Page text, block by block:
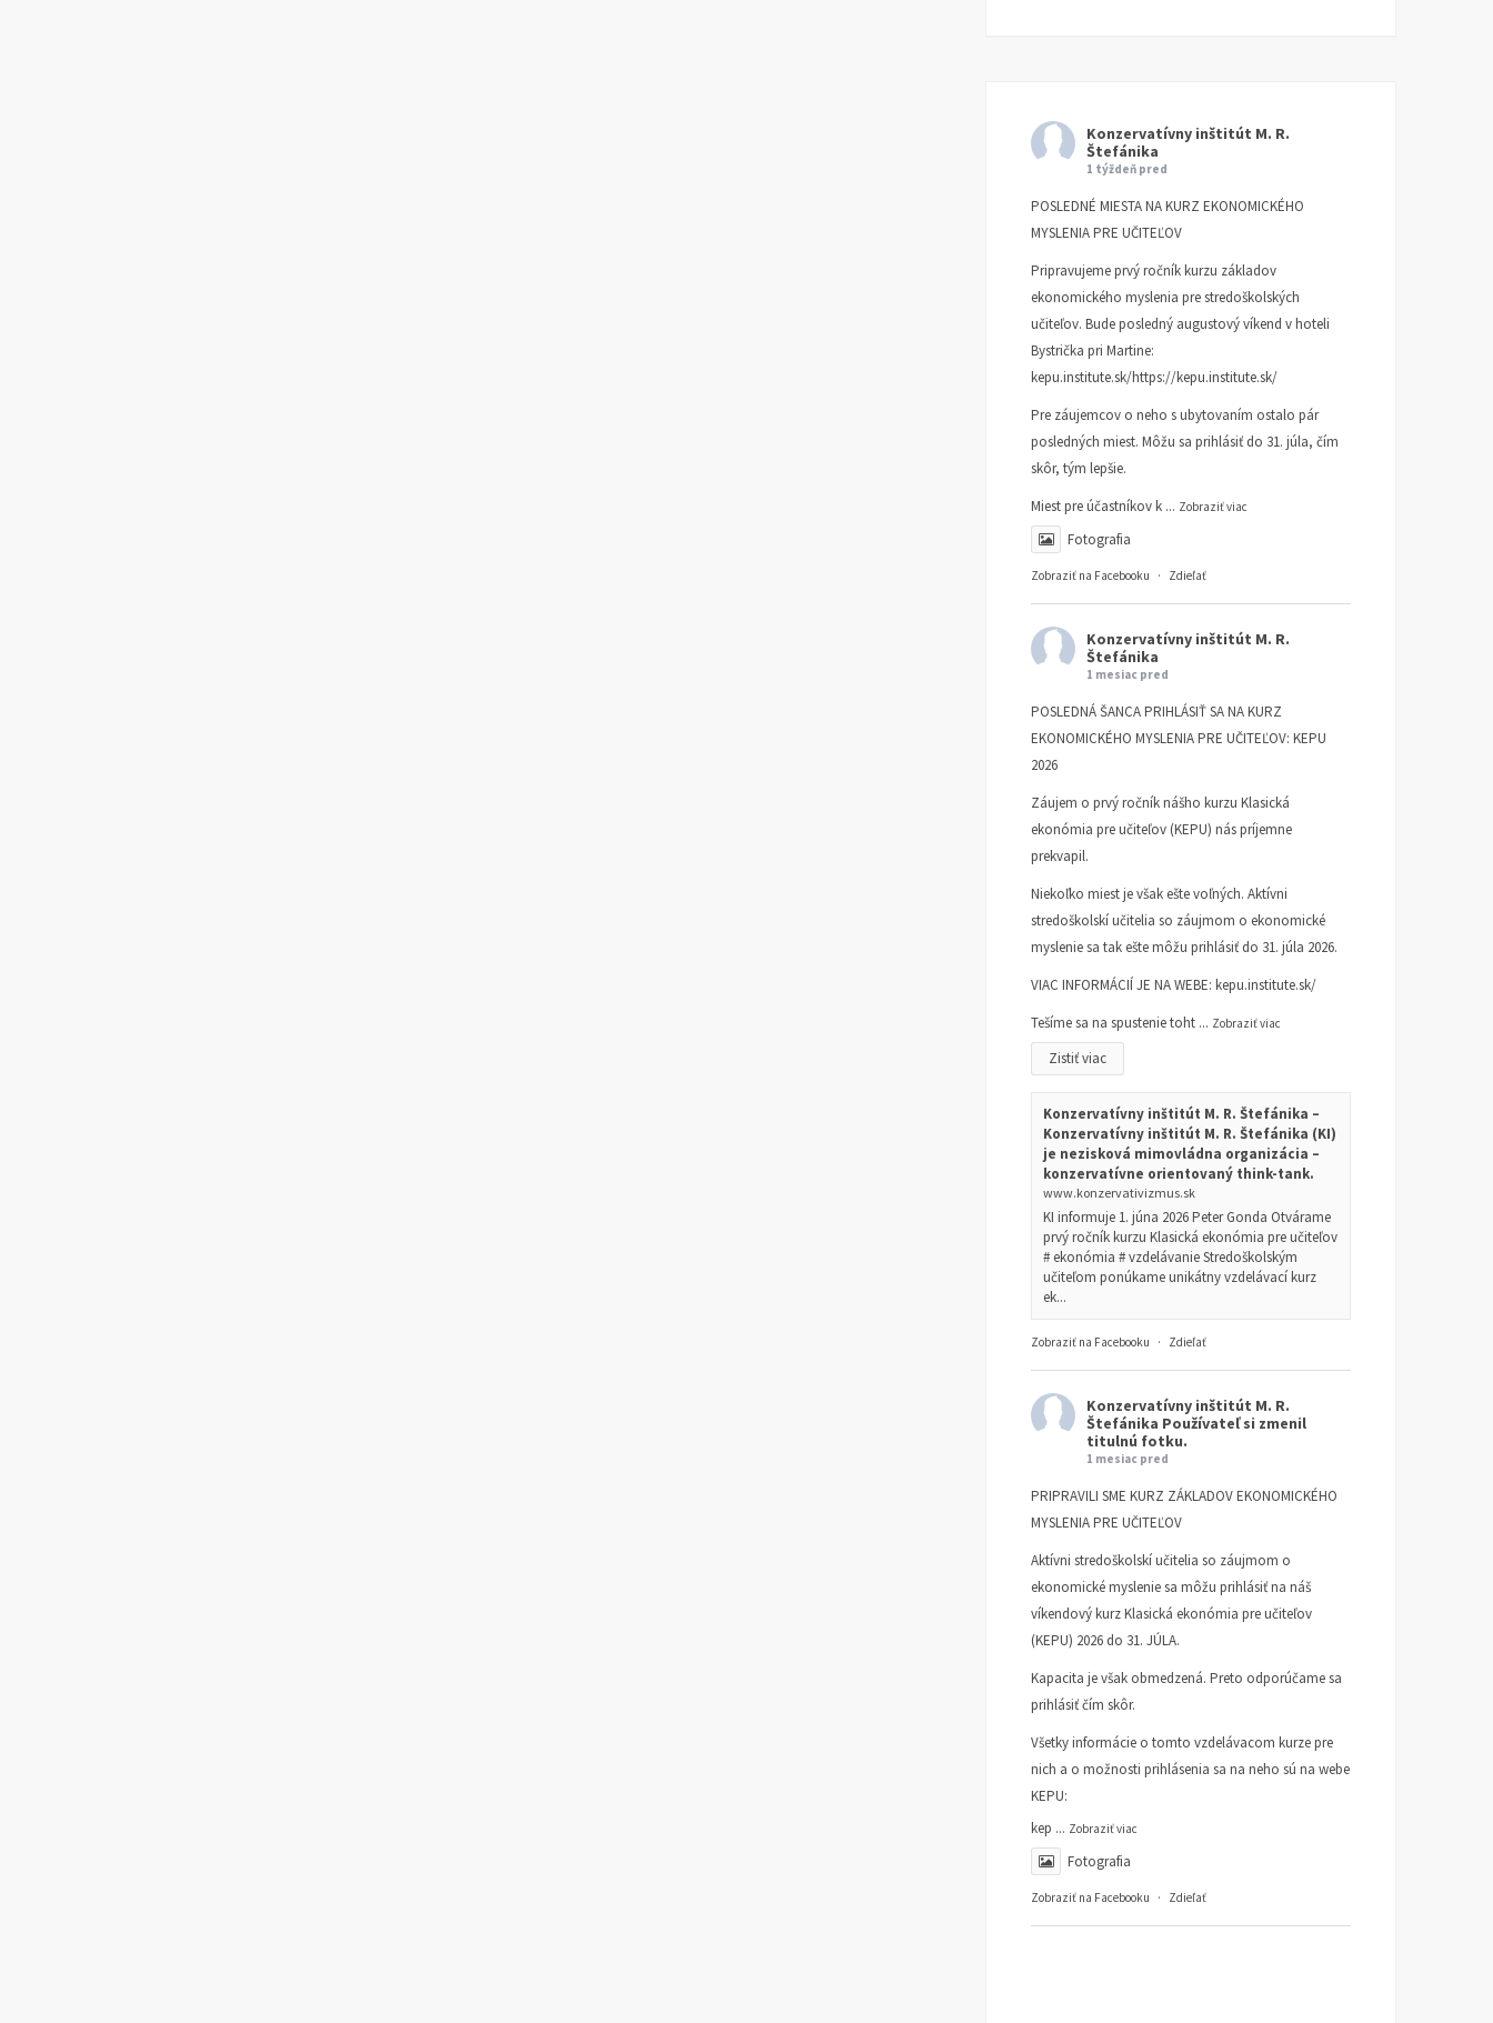
Konzervatívny inštitút M. R.
Štefánika
1 týždeň pred
POSLEDNÉ MIESTA NA KURZ EKONOMICKÉHO
MYSLENIA PRE UČITEĽOV
Pripravujeme prvý ročník kurzu základov
ekonomického myslenia pre stredoškolských
učiteľov. Bude posledný augustový víkend v hoteli
Bystrička pri Martine:
kepu.institute.sk/https://kepu.institute.sk/
Pre záujemcov o neho s ubytovaním ostalo pár
posledných miest. Môžu sa prihlásiť do 31. júla, čím
skôr, tým lepšie.
Miest pre účastníkov k ... Zobraziť viac
Fotografia
Zobraziť na Facebooku · Zdieľať
Konzervatívny inštitút M. R.
Štefánika
1 mesiac pred
POSLEDNÁ ŠANCA PRIHLÁSIŤ SA NA KURZ
EKONOMICKÉHO MYSLENIA PRE UČITEĽOV: KEPU
2026
Záujem o prvý ročník nášho kurzu Klasická
ekonómia pre učiteľov (KEPU) nás príjemne
prekvapil.
Niekoľko miest je však ešte voľných. Aktívni
stredoškolskí učitelia so záujmom o ekonomické
myslenie sa tak ešte môžu prihlásiť do 31. júla 2026.
VIAC INFORMÁCIÍ JE NA WEBE: kepu.institute.sk/
Tešíme sa na spustenie toht ... Zobraziť viac
Zistiť viac
Konzervatívny inštitút M. R. Štefánika –
Konzervatívny inštitút M. R. Štefánika (KI)
je nezisková mimovládna organizácia –
konzervatívne orientovaný think-tank.
www.konzervativizmus.sk
KI informuje 1. júna 2026 Peter Gonda Otvárame
prvý ročník kurzu Klasická ekonómia pre učiteľov
# ekonómia # vzdelávanie Stredoškolským
učiteľom ponúkame unikátny vzdelávací kurz
ek...
Zobraziť na Facebooku · Zdieľať
Konzervatívny inštitút M. R.
Štefánika Používateľ si zmenil
titulnú fotku.
1 mesiac pred
PRIPRAVILI SME KURZ ZÁKLADOV EKONOMICKÉHO
MYSLENIA PRE UČITEĽOV
Aktívni stredoškolskí učitelia so záujmom o
ekonomické myslenie sa môžu prihlásiť na náš
víkendový kurz Klasická ekonómia pre učiteľov
(KEPU) 2026 do 31. JÚLA.
Kapacita je však obmedzená. Preto odporúčame sa
prihlásiť čím skôr.
Všetky informácie o tomto vzdelávacom kurze pre
nich a o možnosti prihlásenia sa na neho sú na webe
KEPU:
kep ... Zobraziť viac
Fotografia
Zobraziť na Facebooku · Zdieľať